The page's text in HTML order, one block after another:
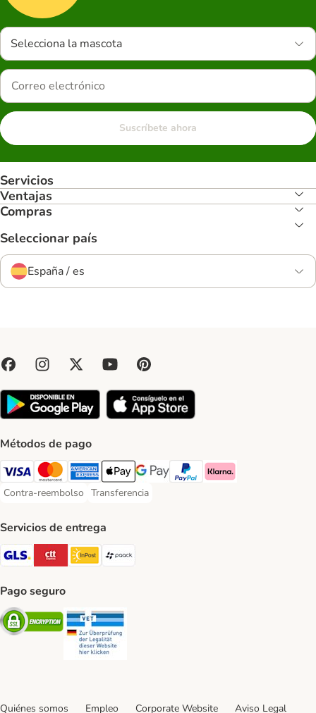
Selecciona la mascota
Suscríbete ahora
Servicios
Ventajas
Compras
Seleccionar país
España / es
Métodos de pago
Visa Payment Method
Mastercard Payment Method
American Express Payment Method
Apple Pay Payment Method
Google Pay Payment Method
PayPal Payment Method
Klarna Payment Method
Contra-reembolso
Contra-reembolso Payment Method
Transferencia
Transferencia Payment Method
Servicios de entrega
GLS Shipping Method
CTTExpress Shipping Method
InPost Shipping Method
paack Shipping Method
Pago seguro
Security
Quiénes somos Empleo Corporate Website Aviso Legal